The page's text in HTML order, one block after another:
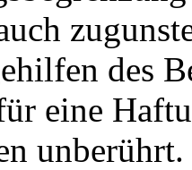
des
eine
unberührt.